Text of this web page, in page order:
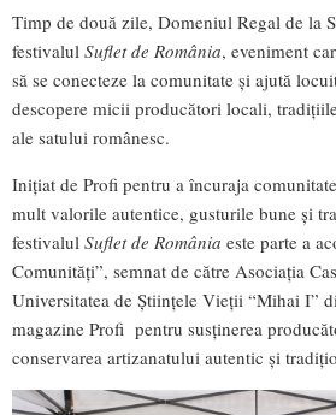
Timp de două zile, Domeniul Regal de la
festivalul Suflet de România, eveniment
să se conecteze la comunitate și ajută
descopere micii producători locali,
ale satului românesc.
Inițiat de Profi pentru a încuraja
mult valorile autentice, gusturile bune și
festivalul Suflet de România este parte a
Comunități”, semnat de către Asociația
Universitatea de Științele Vieții “Mihai I”
magazine Profi pentru susținerea
conservarea artizanatului autentic și